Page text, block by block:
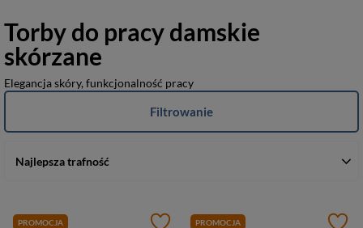
Torby do pracy damskie
skórzane
Elegancja skóry, funkcjonalność pracy
Najlepsza trafność
Filtrowanie
PROMOCJA PROMOCJA